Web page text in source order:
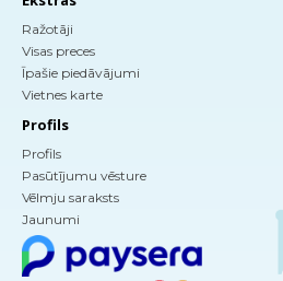
Ražotāji
Visas preces
Īpašie piedāvājumi
Vietnes karte
Profils
Profils
Pasūtījumu vēsture
Vēlmju saraksts
Jaunumi